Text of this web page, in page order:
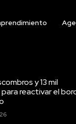
y 13 mil
reactivar el